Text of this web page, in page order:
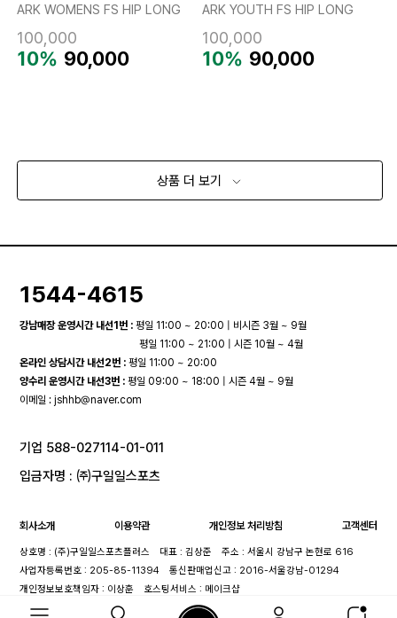
ARK WOMENS FS HIP LONG
100,000
10% 90,000
ARK YOUTH FS HIP LONG
100,000
10% 90,000
상품 더 보기
1544-4615
강남매장 운영시간 내선1번 : 평일 11:00 ~ 20:00 | 비시즌 3월 ~ 9월
평일 11:00 ~ 21:00 | 시즌 10월 ~ 4월
온라인 상담시간 내선2번 : 평일 11:00 ~ 20:00
양수리 운영시간 내선3번 : 평일 09:00 ~ 18:00 | 시즌 4월 ~ 9월
이메일 :jshhb@naver.com
기업 588-027114-01-011
입금자명 : ㈜구일일스포츠
회사소개 이용약관 개인정보 처리방침 고객센터
상호명 : (주)구일일스포츠플러스 대표 : 김상준
주소 : 서울시 강남구 논현로 616
사업자등록번호 : 205-85-11394
통신판매업신고 : 2016-서울강남-01294
개인정보보호책임자 : 이상훈
호스팅서비스 : 메이크샵